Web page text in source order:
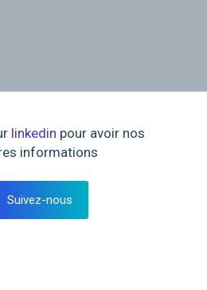
linkedin pour avoir nos
informations
Suivez-nous